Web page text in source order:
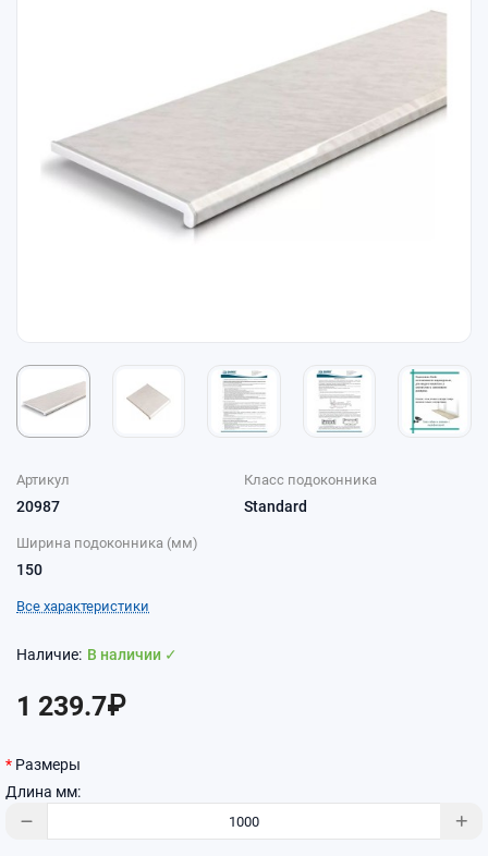
Артикул
20987
Класс подоконника
Standard
Ширина подоконника (мм)
150
Все характеристики
В наличии ✓
1 239.7₽
Размеры
Длина мм: